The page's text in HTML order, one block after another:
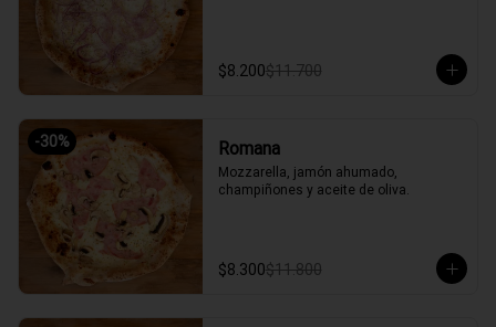
$8.200$11.700
-30% Romana
Mozzarella, jamón ahumado,
champiñones y aceite de oliva.
$8.300$11.800